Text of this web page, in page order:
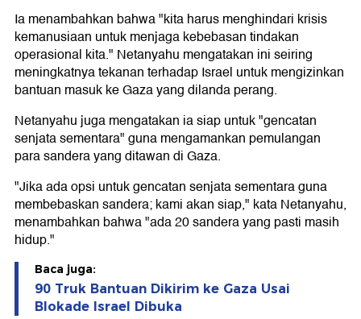
Ia menambahkan bahwa "kita harus menghindari krisis
kemanusiaan untuk menjaga kebebasan tindakan
operasional kita." Netanyahu mengatakan ini seiring
meningkatnya tekanan terhadap Israel untuk mengizinkan
bantuan masuk ke Gaza yang dilanda perang.
Netanyahu juga mengatakan ia siap untuk "gencatan
senjata sementara" guna mengamankan pemulangan
para sandera yang ditawan di Gaza.
"Jika ada opsi untuk gencatan senjata sementara guna
membebaskan sandera; kami akan siap," kata Netanyahu,
menambahkan bahwa "ada 20 sandera yang pasti masih
hidup."
Baca juga:
90 Truk Bantuan Dikirim ke Gaza Usai
Blokade Israel Dibuka